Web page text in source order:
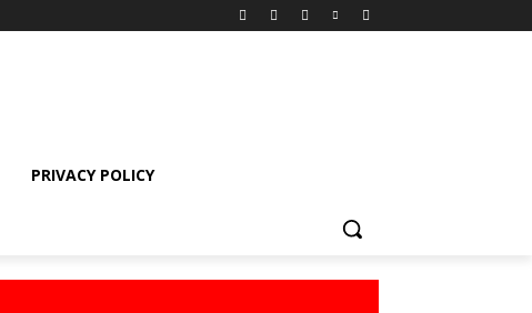
PRIVACY POLICY